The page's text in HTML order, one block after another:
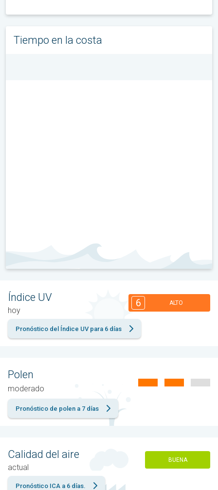
Tiempo en la costa
Índice UV
hoy
6 ALTO
Pronóstico del Índice UV para 6 días
Polen
moderado
Pronóstico de polen a 7 días
Calidad del aire
actual
BUENA
Pronóstico ICA a 6 días.